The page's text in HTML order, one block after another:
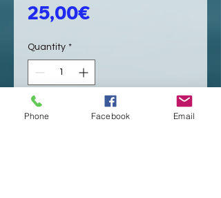
25,00€Price
Quantity *
Add to Cart
Phone Facebook Email